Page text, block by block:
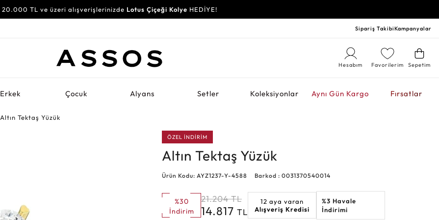
20.000 TL ve üzeri alışverişlerinizde Lotus Çiçeği Kolye HEDİYE!
Sipariş TakibiKampanyalar
Sepetim
Favorilerim
Hesabım
Erkek Çocuk Alyans Setler Koleksiyonlar Aynı Gün Kargo Fırsatlar
Altın Tektaş Yüzük
ÖZEL İNDİRİM
Altın Tektaş Yüzük
Ürün Kodu: AYZ1237-Y-4588 Barkod : 0031370540014
%30
İndirim
21.204 TL
14.817TL
12 aya varan
Alışveriş Kredisi
%3 Havale
İndirimi